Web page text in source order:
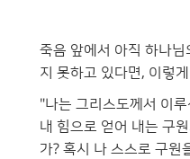
죽음 앞에서 아직 하나님
지 못하고 있다면, 이렇
"나는 그리스도께서 이
내 힘으로 얻어 내는 구
가? 혹시 나 스스로 구원